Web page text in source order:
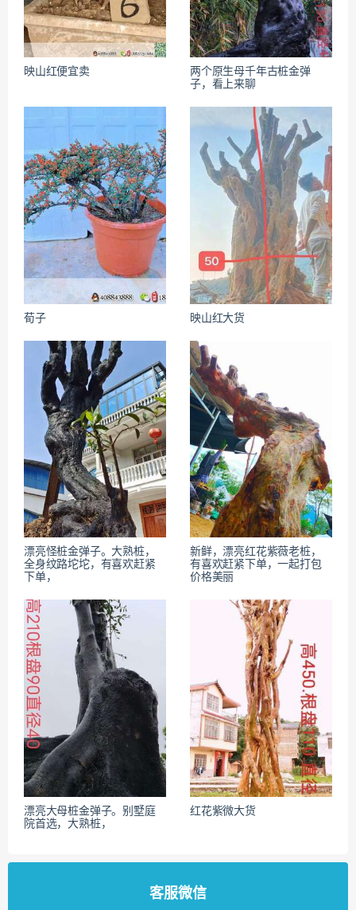
映山红便宜卖
两个原生母千年古桩金弹
子，看上来聊
荀子 映山红大货
漂亮怪桩金弹子。大熟桩，
全身纹路坨坨，有喜欢赶紧
下单，
新鲜，漂亮红花紫薇老桩，
有喜欢赶紧下单，一起打包
价格美丽
漂亮大母桩金弹子。别墅庭
院首选，大熟桩，
红花紫微大货
客服微信